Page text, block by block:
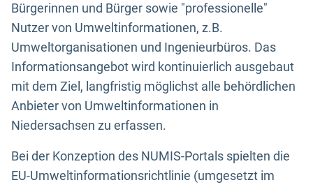
Bürgerinnen und Bürger sowie "professionelle"
Nutzer von Umweltinformationen, z.B.
Umweltorganisationen und Ingenieurbüros. Das
Informationsangebot wird kontinuierlich ausgebaut
mit dem Ziel, langfristig möglichst alle behördlichen
Anbieter von Umweltinformationen in
Niedersachsen zu erfassen.
Bei der Konzeption des NUMIS-Portals spielten die
EU-Umweltinformationsrichtlinie (umgesetzt im